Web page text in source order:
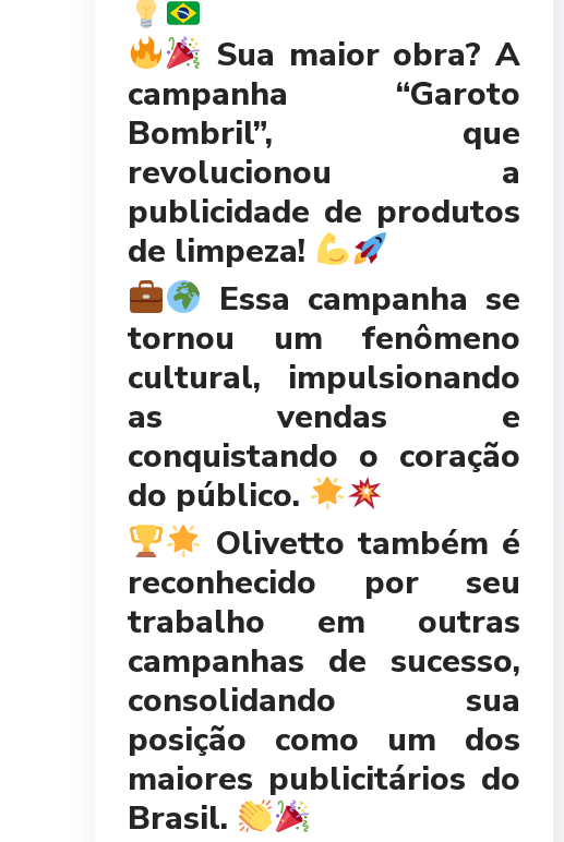
Sua maior obra? A
campanha “Garoto
Bombril”, que
revolucionou a
publicidade de produtos
de limpeza!
Essa campanha se
tornou um fenômeno
cultural, impulsionando
as vendas e
conquistando o coração
do público.
Olivetto também é
reconhecido por seu
trabalho em outras
campanhas de sucesso,
consolidando sua
posição como um dos
maiores publicitários do
Brasil.